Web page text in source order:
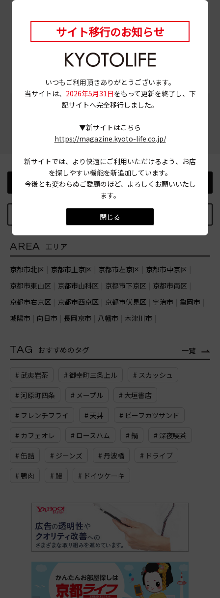
# カレー # スパイスカレー # 河原町丸太町
# 京都市上京区
この記事をシェアする
前の記事
記事TOPに戻る
次の記事
AREA エリア
京都市北区 京都市上京区 京都市左京区
京都市中京区
京都市東山区
京都市山科区 京都市下京区
京都市南区
京都市右京区
京都市西京区 京都市伏見区 宇治市
亀岡市
城陽市
向日市 長岡京市 八幡市 木津川市
TAG おすすめのタグ 一覧
# 武夷岩茶 # 御幸町三条上ル # スカッシュ
# 河原町四条 # メープル # 大垣書店
# フレンチフライ # 天丼 # ビーフカツサンド
# カフェオレ # ロースハム # 鍋 # 深夜喫茶
# 缶詰 # ジーンズ # 丹波橋 # ドライブ
# 鴨肉 # 鰻 # ドイツケーキ
サイト移行のお知らせ
いつもご利用頂きありがとうございます。
当サイトは、 2026年5月31日をもって更新を終了し、下
記サイトへ完全移行しました。
▼新サイトはこちら
https://magazine.kyoto-life.co.jp/
新サイトでは、より快適にご利用いただけるよう、お店
を探しやすい機能を新追加しています。
今後とも変わらぬご愛顧のほど、よろしくお願いいたし
ます。
閉じる